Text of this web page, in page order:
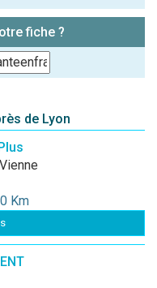
fiche ?
de Lyon
Km